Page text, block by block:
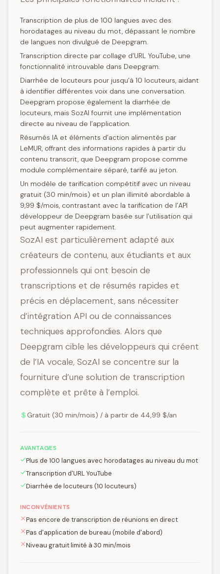
Transcription de plus de 100 langues avec des
horodatages au niveau du mot, dépassant le nombre
de langues non divulgué de Deepgram.
Transcription directe par collage d’URL YouTube, une
fonctionnalité introuvable dans Deepgram.
Diarrhée de locuteurs pour jusqu’à 10 locuteurs, aidant
à identifier différentes voix dans une conversation.
Deepgram propose également la diarrhée de
locuteurs, mais SozAI fournit une implémentation
directe au niveau de l’application.
Résumés IA et éléments d’action alimentés par
LeMUR, offrant des informations rapides à partir du
contenu transcrit, que Deepgram propose comme
module complémentaire séparé, tarifé au jeton.
Un modèle de tarification compétitif avec un niveau
gratuit (30 min/mois) et un plan illimité abordable à
9,99 $/mois, contrastant avec la tarification de l’API
développeur de Deepgram basée sur l’utilisation qui
peut augmenter rapidement.
SozAI est particulièrement adapté aux
créateurs de contenu, aux étudiants et aux
professionnels qui ont besoin de
transcriptions et de résumés rapides et
précis en déplacement, sans nécessiter
d’intégration API ou de connaissances
techniques approfondies. Alors que
Deepgram cible les développeurs qui créent
de l’IA vocale, SozAI se concentre sur la
fourniture d’une solution de transcription
complète et prête à l’emploi.
Gratuit (30 min/mois) / à partir de 44,99 $/an
AVANTAGES
Plus de 100 langues avec horodatages au niveau du mot
Transcription d'URL YouTube
Diarrhée de locuteurs (10 locuteurs)
INCONVÉNIENTS
Pas encore de transcription de réunions en direct
Pas d'application de bureau (mobile d'abord)
Niveau gratuit limité à 30 min/mois